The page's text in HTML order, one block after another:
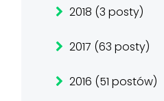
2018 (3 posty)
2017 (63 posty)
2016 (51 postów)